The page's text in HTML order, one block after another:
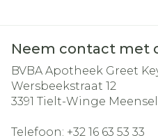
Neem contact met
BVBA Apotheek Greet
Wersbeekstraat 12
3391 Tielt-Winge
Telefoon: +32 16 63 53 33